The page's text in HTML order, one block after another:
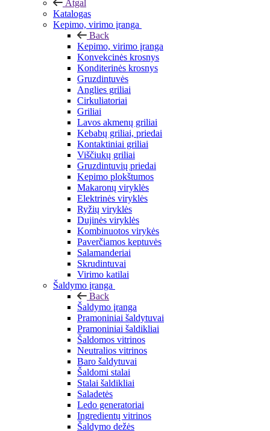
Atgal
Katalogas
Kepimo, virimo įranga
Back
Kepimo, virimo įranga
Konvekcinės krosnys
Konditerinės krosnys
Gruzdintuvės
Anglies griliai
Cirkuliatoriai
Griliai
Lavos akmenų griliai
Kebabų griliai, priedai
Kontaktiniai griliai
Viščiukų griliai
Gruzdintuvių priedai
Kepimo plokštumos
Makaronų viryklės
Elektrinės viryklės
Ryžių viryklės
Dujinės viryklės
Kombinuotos virykės
Paverčiamos keptuvės
Salamanderiai
Skrudintuvai
Virimo katilai
Šaldymo įranga
Back
Šaldymo įranga
Pramoniniai šaldytuvai
Pramoniniai šaldikliai
Šaldomos vitrinos
Neutralios vitrinos
Baro šaldytuvai
Šaldomi stalai
Stalai šaldikliai
Saladetės
Ledo generatoriai
Ingredientų vitrinos
Šaldymo dežės